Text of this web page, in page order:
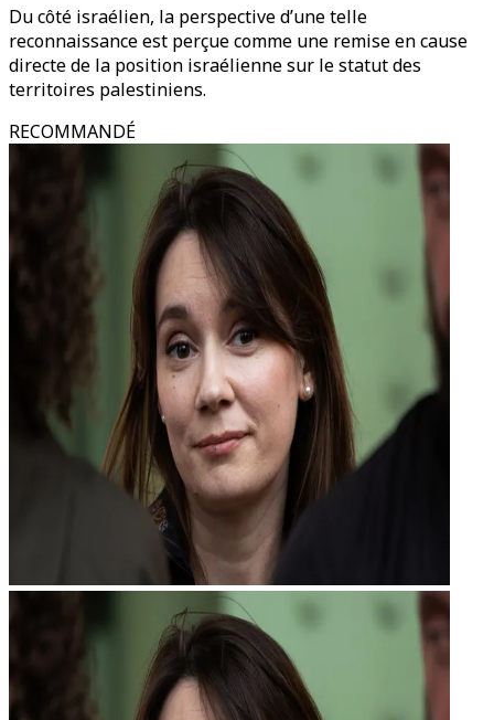
Du côté israélien, la perspective d’une telle
reconnaissance est perçue comme une remise en cause
directe de la position israélienne sur le statut des
territoires palestiniens.
RECOMMANDÉ